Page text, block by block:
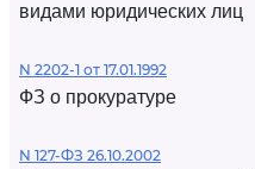
видами юридических лиц
N 2202-1 от 17.01.1992
ФЗ о прокуратуре
N 127-ФЗ 26.10.2002